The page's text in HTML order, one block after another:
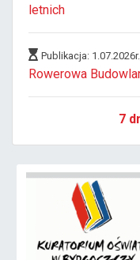
letnich
Publikacja:
Rowerowa
7